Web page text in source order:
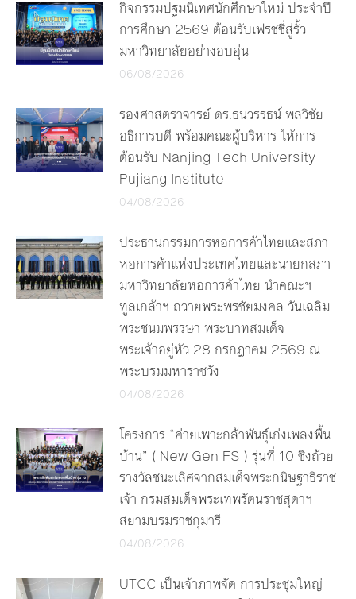
กิจกรรมปฐมนิเทศนักศึกษาใหม่ ประจำปี
การศึกษา 2569 ต้อนรับเฟรชชี่สู่รั้ว
มหาวิทยาลัยอย่างอบอุ่น
06/08/2026
รองศาสตราจารย์ ดร.ธนวรรธน์ พลวิชัย
อธิการบดี พร้อมคณะผู้บริหาร ให้การ
ต้อนรับ Nanjing Tech University
Pujiang Institute
04/08/2026
ประธานกรรมการหอการค้าไทยและสภา
หอการค้าแห่งประเทศไทยและนายกสภา
มหาวิทยาลัยหอการค้าไทย นำคณะฯ
ทูลเกล้าฯ ถวายพระพรชัยมงคล วันเฉลิม
พระชนมพรรษา พระบาทสมเด็จ
พระเจ้าอยู่หัว 28 กรกฎาคม 2569 ณ
พระบรมมหาราชวัง
04/08/2026
โครงการ “ค่ายเพาะกล้าพันธุ์เก่งเพลงพื้น
บ้าน” ( New Gen FS ) รุ่นที่ 10 ชิงถ้วย
รางวัลชนะเลิศจากสมเด็จพระกนิษฐาธิราช
เจ้า กรมสมเด็จพระเทพรัตนราชสุดาฯ
สยามบรมราชกุมารี
04/08/2026
UTCC เป็นเจ้าภาพจัด การประชุมใหญ่